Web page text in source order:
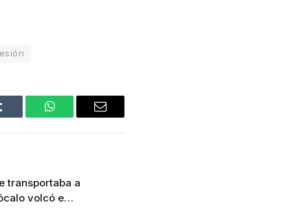
WhatsAppEmail
transportaba a
volcó e…